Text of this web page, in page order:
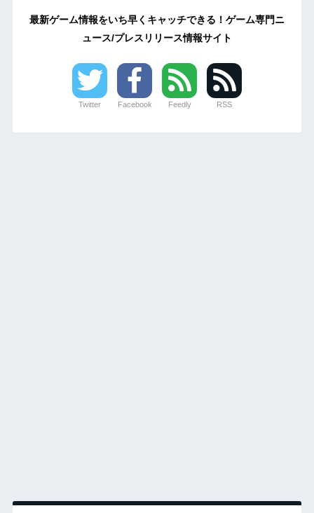
最新ゲーム情報をいち早くキャッチできる！ゲーム専門ニ
ュース/プレスリリース情報サイト
Twitter Facebook Feedly RSS